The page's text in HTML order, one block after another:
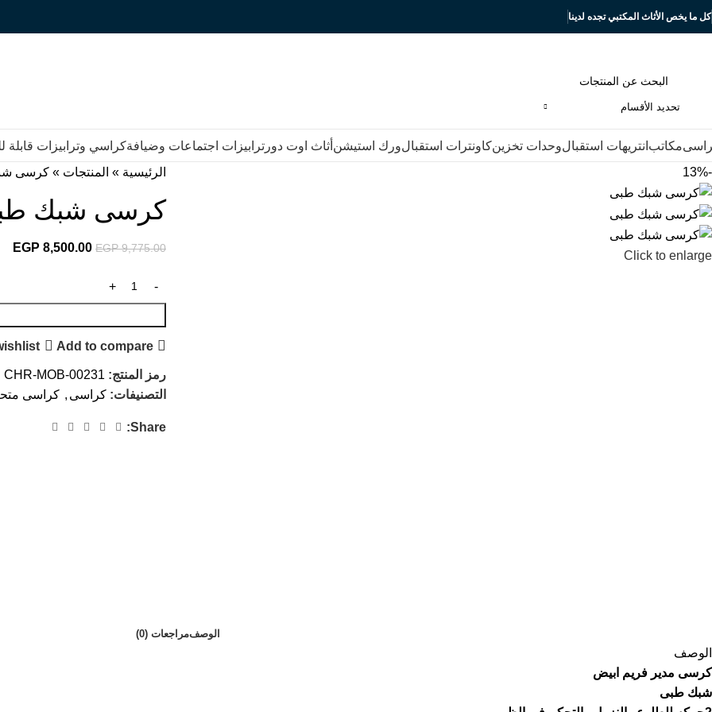
كل ما يخص الأثاث المكتبي تجده لدينا
تحديد الأقسام
مكاتب انتريهات استقبالوحدات تخزينكاونترات استقبالورك استيشن أثاث اوت دور ترابيزات اجتماعات وضيافةكراسي وترابيزات قابلة
-13%
Click to enlarge
الرئيسية » المنتجات » كرسى
كرسى شبك
EGP9,775.00
EGP 8,500.00
Add to compare
رمز المنتج: CHR-MOB-00231
التصنيفات: كراسى , كراسى
Share:
الوصفمراجعات (0)
الوصف
كرسى مدير فريم ابيض
شبك طبى